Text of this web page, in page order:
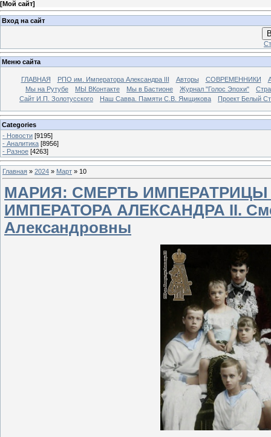
[Мой сайт]
Вход на сайт
Меню сайта
ГЛАВНАЯ РПО им. Императора Александра III Авторы СОВРЕМЕННИКИ
Мы на Рутубе
МЫ ВКонтакте Мы в Бастионе Журнал "Голос Эпохи"
Сайт И.П. Золотусского
Наш Савва. Памяти С.В. Ямщикова Проект Белый
Categories
- Новости [9195]
- Аналитика [8956]
- Разное [4263]
Главная » 2024 » Март » 10
МАРИЯ: СМЕРТЬ
ИМПЕРАТОРА АЛЕКСАНДРА II.
Александровны